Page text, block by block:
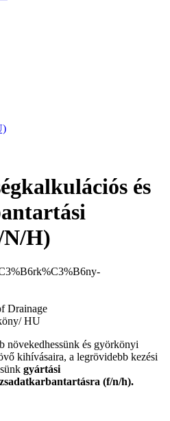
és
H)
Drainage
HU
növekedhessünk és györkönyi
kihívásaira, a legrövidebb kezési
gyártási
(f/n/h).